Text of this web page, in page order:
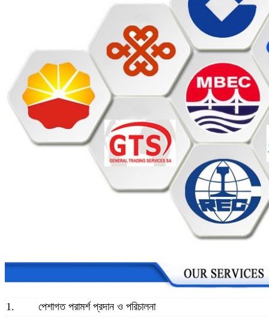
1.
পেশাগত পরামর্শ প্রদান ও পরিচালনা